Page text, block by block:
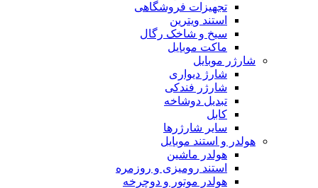
تجهیزات فروشگاهی
استند ویترین
سیخ و شاخک رگال
ماکت موبایل
شارژر موبایل
شارژ دیواری
شارژر فندکی
تبدیل دوشاخه
کابل
سایر شارژرها
هولدر و استند موبایل
هولدر ماشین
استند رومیزی و روزمره
هولدر موتور و دوچرخه